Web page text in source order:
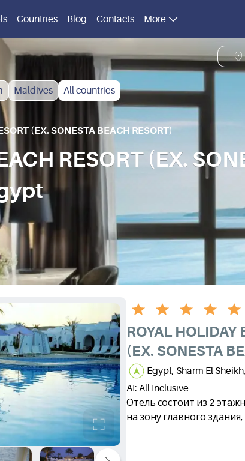
Countries Blog Contacts More
Maldives All countries
(EX. SONESTA BEACH RESORT)
RESORT (EX.
ROYAL HOLIDAY
(EX. SONESTA
Egypt, Sharm El
AI: All Inclusive
Отель состоит из 2-
на зону главного